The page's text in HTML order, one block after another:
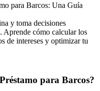
para Barcos: Una Guía
y toma decisiones
Aprende cómo calcular los
de intereses y optimizar tu
para Barcos?